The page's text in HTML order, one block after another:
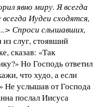
явно миру. Я всегда
всегда Иудеи сходятся,
Спроси слышавших,
из слуг, стоявший
сказав: «Так
Но Господь ответил
что худо, а если
Не услышав от Господа
послал Иисуса